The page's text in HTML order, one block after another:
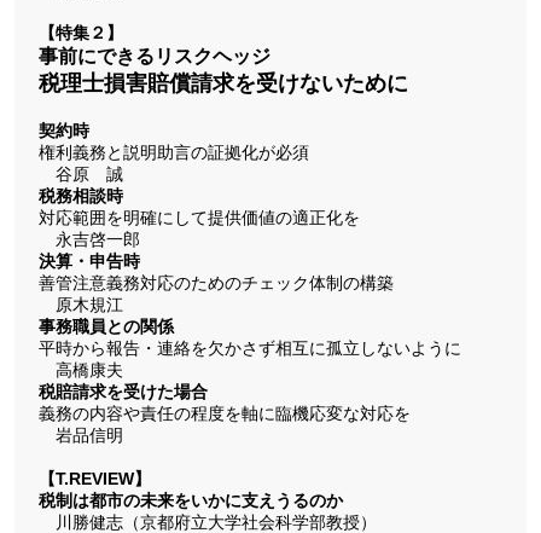
【特集２】
事前にできるリスクヘッジ
税理士損害賠償請求を受けないために
契約時
権利義務と説明助言の証拠化が必須
谷原 誠
税務相談時
対応範囲を明確にして提供価値の適正化を
永吉啓一郎
決算・申告時
善管注意義務対応のためのチェック体制の構築
原木規江
事務職員との関係
平時から報告・連絡を欠かさず相互に孤立しないように
高橋康夫
税賠請求を受けた場合
義務の内容や責任の程度を軸に臨機応変な対応を
岩品信明
【T.REVIEW】
税制は都市の未来をいかに支えうるのか
川勝健志（京都府立大学社会科学部教授）